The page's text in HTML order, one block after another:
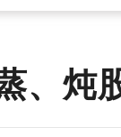
、炖